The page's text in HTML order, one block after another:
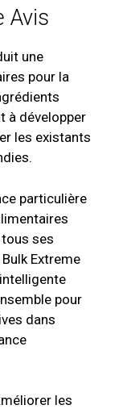
Avis
une
pour la
à développer
les existants
particulière
ses
Extreme
pour
dans
les